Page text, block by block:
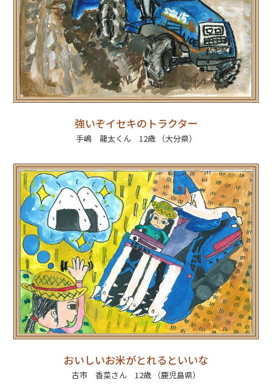
強いぞイセキのトラクター
手嶋 龍太くん 12歳 （大分県）
おいしいお米がとれるといいな
古市 香菜さん 12歳 （鹿児島県）